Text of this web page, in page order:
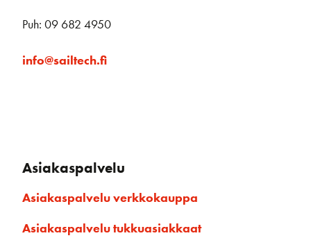
Puh: 09 682 4950
info@sailtech.fi
Asiakaspalvelu
Asiakaspalvelu verkkokauppa
Asiakaspalvelu tukkuasiakkaat